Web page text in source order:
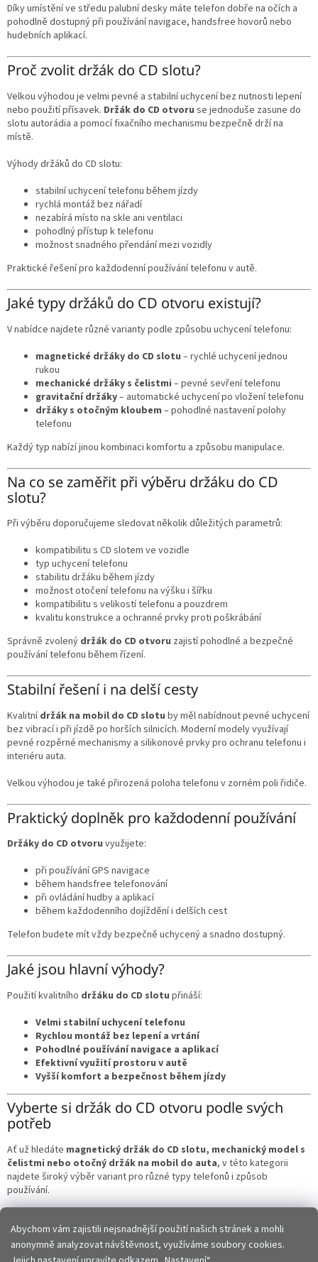
Abychom vám zajistili nejsnadnější použití našich stránek a mohli
anonymně analyzovat návštěvnost, využíváme soubory cookies.
Díky umístění ve středu palubní desky máte telefon dobře na očích a
pohodlně dostupný při používání navigace, handsfree hovorů nebo
hudebních aplikací.
Proč zvolit držák do CD slotu?
Velkou výhodou je velmi pevné a stabilní uchycení bez nutnosti lepení
nebo použití přísavek. Držák do CD otvoru se jednoduše zasune do
slotu autorádia a pomocí fixačního mechanismu bezpečně drží na
místě.
Výhody držáků do CD slotu:
stabilní uchycení telefonu během jízdy
rychlá montáž bez nářadí
nezabírá místo na skle ani ventilaci
pohodlný přístup k telefonu
možnost snadného přendání mezi vozidly
Praktické řešení pro každodenní používání telefonu v autě.
Jaké typy držáků do CD otvoru existují?
V nabídce najdete různé varianty podle způsobu uchycení telefonu:
magnetické držáky do CD slotu – rychlé uchycení jednou
rukou
mechanické držáky s čelistmi – pevné sevření telefonu
gravitační držáky– automatické uchycení po vložení telefonu
držáky s otočným kloubem – pohodlné nastavení polohy
telefonu
Každý typ nabízí jinou kombinaci komfortu a způsobu manipulace.
Na co se zaměřit při výběru držáku do CD
slotu?
Při výběru doporučujeme sledovat několik důležitých parametrů:
kompatibilitu s CD slotem ve vozidle
typ uchycení telefonu
stabilitu držáku během jízdy
možnost otočení telefonu na výšku i šířku
kompatibilitu s velikostí telefonu a pouzdrem
kvalitu konstrukce a ochranné prvky proti poškrábání
Správně zvolený držák do CD otvoru zajistí pohodlné a bezpečné
používání telefonu během řízení.
Stabilní řešení i na delší cesty
Kvalitnídržák na mobil do CD slotu by měl nabídnout pevné uchycení
bez vibrací i při jízdě po horších silnicích. Moderní modely využívají
pevné rozpěrné mechanismy a silikonové prvky pro ochranu telefonu i
interiéru auta.
Velkou výhodou je také přirozená poloha telefonu v zorném poli řidiče.
Praktický doplněk pro každodenní používání
Držáky do CD otvoru využijete:
při používání GPS navigace
během handsfree telefonování
při ovládání hudby a aplikací
během každodenního dojíždění i delších cest
Telefon budete mít vždy bezpečně uchycený a snadno dostupný.
Jaké jsou hlavní výhody?
Použití kvalitního držáku do CD slotu přináší:
Velmi stabilní uchycení telefonu
Rychlou montáž bez lepení a vrtání
Pohodlné používání navigace a aplikací
Efektivní využití prostoru v autě
Vyšší komfort a bezpečnost během jízdy
Vyberte si držák do CD otvoru podle svých
potřeb
Ať už hledáte magnetický držák do CD slotu, mechanický model s
čelistmi nebo otočný držák na mobil do auta, v této kategorii
najdete široký výběr variant pro různé typy telefonů i způsob
používání.
a bezpečnější používání telefonu během každé cesty.